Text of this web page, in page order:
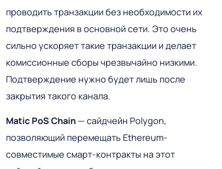
проводить транзакции без необходимости их
подтверждения в основной сети. Это очень
сильно ускоряет такие транзакции и делает
комиссионные сборы чрезвычайно низкими.
Подтверждение нужно будет лишь после
закрытия такого канала.
Matic PoS Chain — сайдчейн Polygon,
позволяющий перемещать Ethereum-
совместимые смарт-контракты на этот